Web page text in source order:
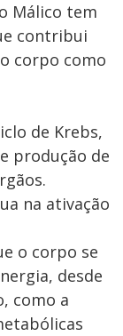
Málico tem
contribui
corpo como
de Krebs,
produção de
na ativação
o corpo se
desde
como a